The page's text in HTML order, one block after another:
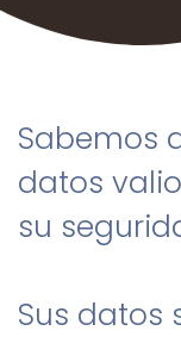
Sabemos
datos
su
Sus datos